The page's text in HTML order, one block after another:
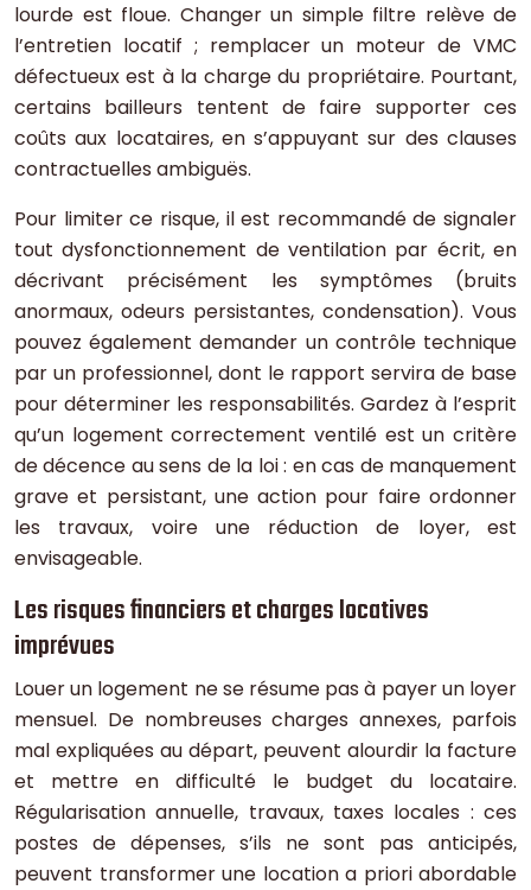
lourde est floue. Changer un simple filtre relève de
l’entretien locatif ; remplacer un moteur de VMC
défectueux est à la charge du propriétaire. Pourtant,
certains bailleurs tentent de faire supporter ces
coûts aux locataires, en s’appuyant sur des clauses
contractuelles ambiguës.
Pour limiter ce risque, il est recommandé de signaler
tout dysfonctionnement de ventilation par écrit, en
décrivant précisément les symptômes (bruits
anormaux, odeurs persistantes, condensation). Vous
pouvez également demander un contrôle technique
par un professionnel, dont le rapport servira de base
pour déterminer les responsabilités. Gardez à l’esprit
qu’un logement correctement ventilé est un critère
de décence au sens de la loi : en cas de manquement
grave et persistant, une action pour faire ordonner
les travaux, voire une réduction de loyer, est
envisageable.
Les risques financiers et charges locatives
imprévues
Louer un logement ne se résume pas à payer un loyer
mensuel. De nombreuses charges annexes, parfois
mal expliquées au départ, peuvent alourdir la facture
et mettre en difficulté le budget du locataire.
Régularisation annuelle, travaux, taxes locales : ces
postes de dépenses, s’ils ne sont pas anticipés,
peuvent transformer une location a priori abordable